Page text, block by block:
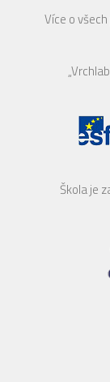
Více o
Škola je